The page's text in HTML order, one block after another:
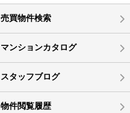
売買物件検索
マンションカタログ
スタッフブログ
物件閲覧履歴